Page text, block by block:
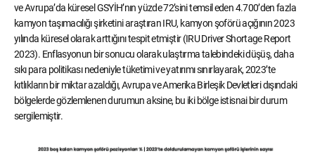
ve Avrupa’da küresel GSYİH’nın yüzde 72’sini temsil eden 4.700’den fazla
kamyon taşımacılığı şirketini araştıran IRU, kamyon şoförü açığının 2023
yılında küresel olarak arttığını tespit etmiştir (IRU Driver Shortage Report
2023). Enflasyonun bir sonucu olarak ulaştırma talebindeki düşüş, daha
sıkı para politikası nedeniyle tüketimi ve yatırımı sınırlayarak, 2023’te
kıtlıkların bir miktar azaldığı, Avrupa ve Amerika Birleşik Devletleri dışındaki
bölgelerde gözlemlenen durumun aksine, bu iki bölge istisnai bir durum
sergilemiştir.